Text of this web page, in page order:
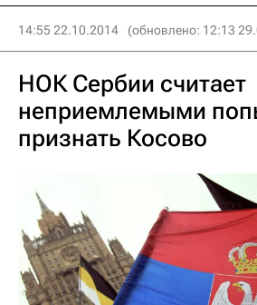
14:55 22.10.2014 (обновлено: 12:13
НОК Сербии считает
неприемлемыми
признать Косово